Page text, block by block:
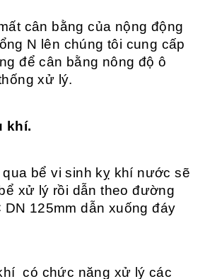
cân bằng của nộng động
N lên chúng tôi cung cấp
để cân bằng nông độ ô
xử lý.
khí.
bể vi sinh kỵ khí nước sẽ
xử lý rồi dẫn theo đường
125mm dẫn xuống đáy
có chức năng xử lý các